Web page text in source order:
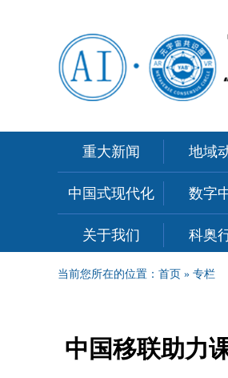
重大新闻 地域
中国式现代化 数字
关于我们 科奥
当前您所在的位置： 首页 » 专栏
中国移联助力